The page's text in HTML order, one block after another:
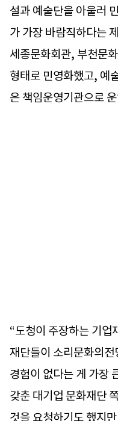
설과 예술단을 아울러
가 가장 바람직하다는
세종문화회관, 부천문
형태로 민영화했고, 예
은 책임운영기관으로
“도청이 주장하는 기업
재단들이 소리문화의
경험이 없다는 게 가장
갖춘 대기업 문화재단
것을 요청하기도 했지